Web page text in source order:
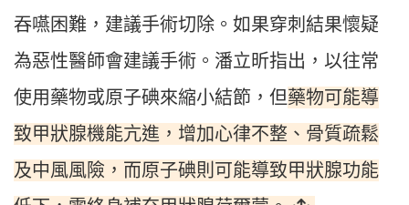
吞嚥困難，建議手術切除。如果穿刺結果懷疑
為惡性醫師會建議手術。潘立昕指出，以往常
使用藥物或原子碘來縮小結節，但藥物可能導
致甲狀腺機能亢進，增加心律不整、骨質疏鬆
及中風風險，而原子碘則可能導致甲狀腺功能